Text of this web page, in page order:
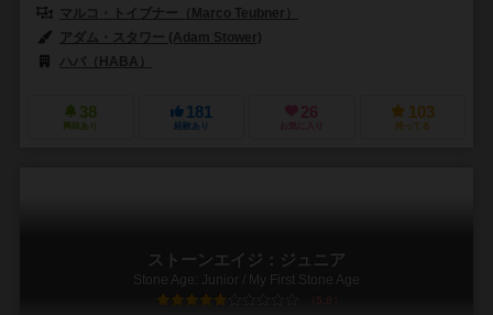
マルコ・トイブナー（Marco Teubner）
アダム・スタワー (Adam Stower)
ハバ（HABA）
38
興味あり
181
経験あり
26
お気に入り
103
持ってる
ストーンエイジ：ジュニア
Stone Age: Junior / My First Stone Age
5.8